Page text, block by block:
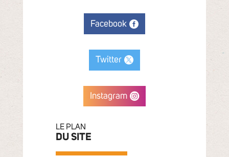
Facebook
Twitter
Instagram
LE PLAN
DU SITE